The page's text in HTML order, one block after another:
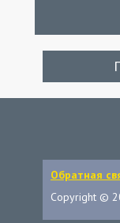
Обратная
Copyright ©